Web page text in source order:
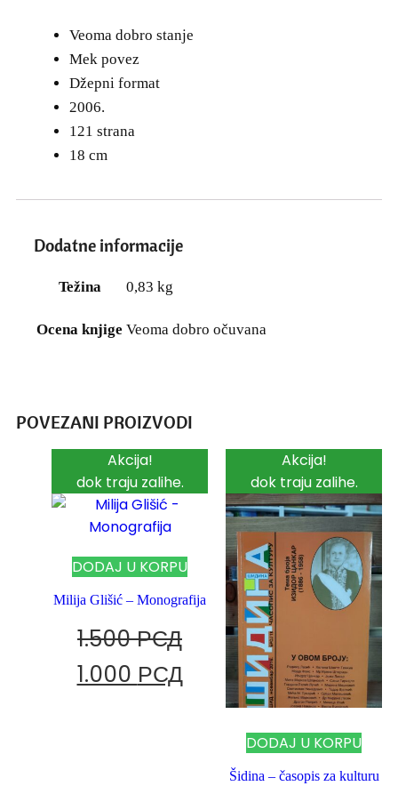
Veoma dobro stanje
Mek povez
Džepni format
2006.
121 strana
18 cm
Dodatne informacije
Težina 0,83 kg
Ocena knjige Veoma dobro očuvana
POVEZANI PROIZVODI
Akcija!
dok traju zalihe.
DODAJ U KORPU
Milija Glišić – Monografija
1.500РСД
1.000 РСД
Akcija!
dok traju zalihe.
DODAJ U KORPU
Šidina – časopis za kulturu